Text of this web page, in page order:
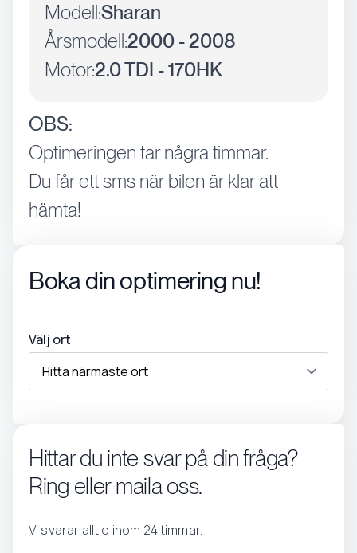
Modell:Sharan
Årsmodell:2000 - 2008
Motor:2.0 TDI - 170HK
OBS:
Optimeringen tar några timmar.
Du får ett sms när bilen är klar att
hämta!
Boka din optimering nu!
Välj ort
Hittar du inte svar på din fråga?
Ring eller maila oss.
Vi svarar alltid inom 24 timmar.